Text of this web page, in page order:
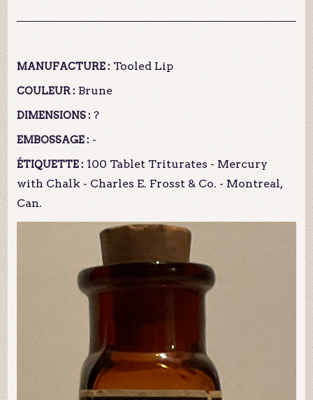
MANUFACTURE : Tooled Lip
COULEUR : Brune
DIMENSIONS : ?
EMBOSSAGE : -
ÉTIQUETTE : 100 Tablet Triturates - Mercury
with Chalk - Charles E. Frosst & Co. - Montreal,
Can.